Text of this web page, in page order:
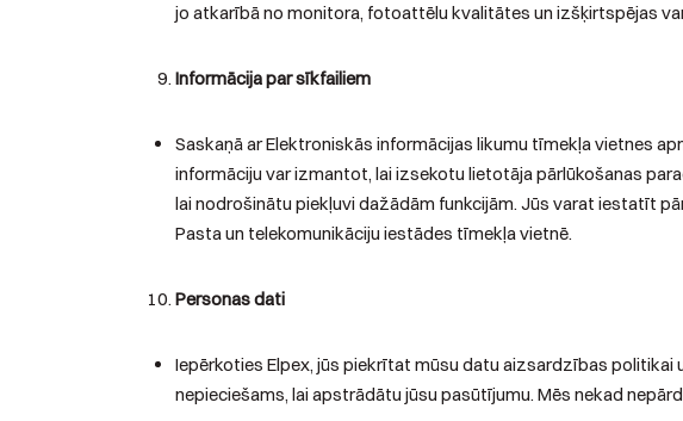
jo atkarībā no monitora, fotoattēlu kvalitātes un izšķirtspējas
Informācija par sīkfailiem
Saskaņā ar Elektroniskās informācijas likumu tīmekļa vietnes
informāciju var izmantot, lai izsekotu lietotāja pārlūkošanas
lai nodrošinātu piekļuvi dažādām funkcijām. Jūs varat iestatīt
Pasta un telekomunikāciju iestādes tīmekļa vietnē.
Personas dati
Iepērkoties Elpex, jūs piekrītat mūsu datu aizsardzības politikai
nepieciešams, lai apstrādātu jūsu pasūtījumu. Mēs nekad